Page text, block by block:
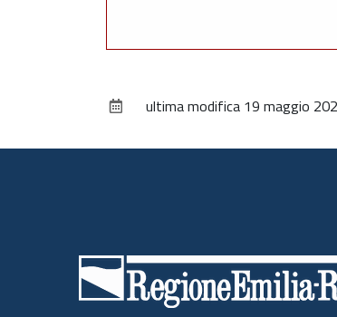
ultima modifica 19 maggio